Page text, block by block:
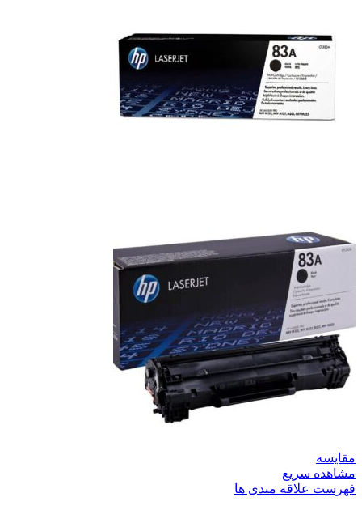
مقایسه
مشاهده سریع
فهرست علاقه مندی ها